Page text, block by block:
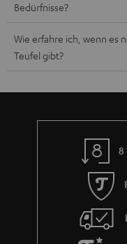
Bedürfnisse?
Wie erfahre ich, wenn es
Teufel gibt?
8